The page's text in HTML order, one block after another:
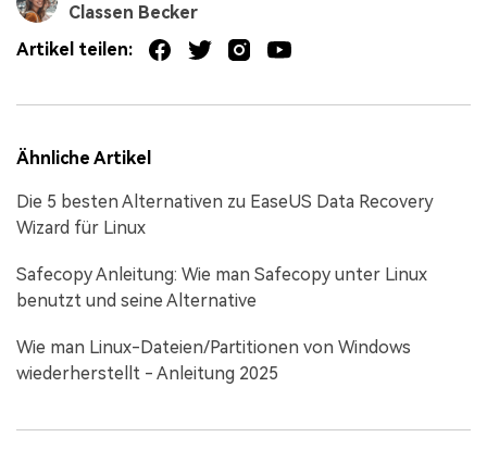
Classen Becker
Artikel teilen:
Ähnliche Artikel
Die 5 besten Alternativen zu EaseUS Data Recovery
Wizard für Linux
Safecopy Anleitung: Wie man Safecopy unter Linux
benutzt und seine Alternative
Wie man Linux-Dateien/Partitionen von Windows
wiederherstellt - Anleitung 2025